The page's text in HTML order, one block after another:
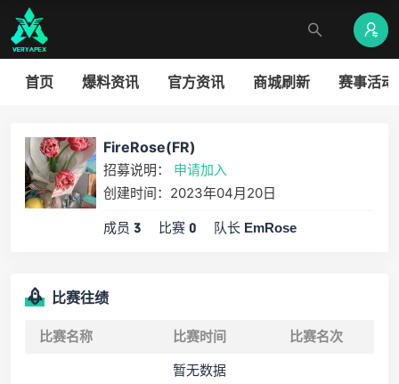
首页 爆料资讯 官方资讯 商城刷新 赛事活动
FireRose(FR)
招募说明： 申请加入
创建时间：2023年04月20日
成员 3 比赛 0 队长 EmRose
比赛往绩
比赛名称 比赛时间
比赛名次
暂无数据